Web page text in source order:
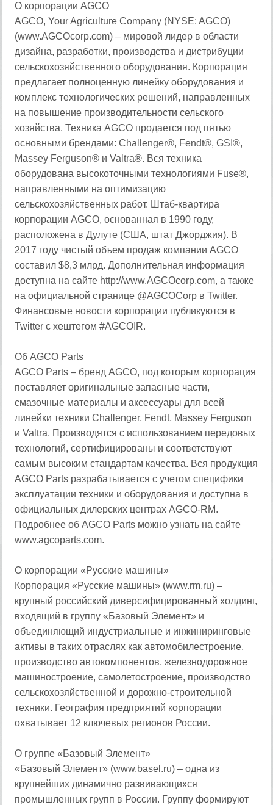
О корпорации AGCO
AGCO, Your Agriculture Company (NYSE: AGCO)
(www.AGCOcorp.com) – мировой лидер в области
дизайна, разработки, производства и дистрибуции
сельскохозяйственного оборудования. Корпорация
предлагает полноценную линейку оборудования и
комплекс технологических решений, направленных
на повышение производительности сельского
хозяйства. Техника AGCO продается под пятью
основными брендами: Challenger®, Fendt®, GSI®,
Massey Ferguson® и Valtra®. Вся техника
оборудована высокоточными технологиями Fuse®,
направленными на оптимизацию
сельскохозяйственных работ. Штаб-квартира
корпорации AGCO, основанная в 1990 году,
расположена в Дулуте (США, штат Джорджия). В
2017 году чистый объем продаж компании AGCO
составил $8,3 млрд. Дополнительная информация
доступна на сайте http://www.AGCOcorp.com, а также
на официальной странице @AGCOCorp в Twitter.
Финансовые новости корпорации публикуются в
Twitter с хештегом #AGCOIR.
Об AGCO Parts
AGCO Parts – бренд AGCO, под которым корпорация
поставляет оригинальные запасные части,
смазочные материалы и аксессуары для всей
линейки техники Challenger, Fendt, Massey Ferguson
и Valtra. Производятся с использованием передовых
технологий, сертифицированы и соответствуют
самым высоким стандартам качества. Вся продукция
AGCO Parts разрабатывается с учетом специфики
эксплуатации техники и оборудования и доступна в
официальных дилерских центрах AGCO-RM.
Подробнее об AGCO Parts можно узнать на сайте
www.agcoparts.com.
О корпорации «Русские машины»
Корпорация «Русские машины» (www.rm.ru) –
крупный российский диверсифицированный холдинг,
входящий в группу «Базовый Элемент» и
объединяющий индустриальные и инжиниринговые
активы в таких отраслях как автомобилестроение,
производство автокомпонентов, железнодорожное
машиностроение, самолетостроение, производство
сельскохозяйственной и дорожно-строительной
техники. География предприятий корпорации
охватывает 12 ключевых регионов России.
О группе «Базовый Элемент»
«Базовый Элемент» (www.basel.ru) – одна из
крупнейших динамично развивающихся
промышленных групп в России. Группу формируют